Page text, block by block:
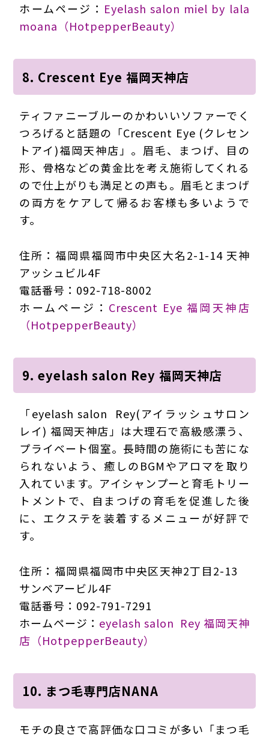
ホームページ： Eyelash salon miel by lala
moana（HotpepperBeauty）
8. Crescent Eye 福岡天神店
ティファニーブルーのかわいいソファーでく
つろげると話題の「Crescent Eye (クレセン
トアイ)福岡天神店」。眉毛、まつげ、目の
形、骨格などの黄金比を考え施術してくれる
ので仕上がりも満足との声も。眉毛とまつげ
の両方をケアして帰るお客様も多いようで
す。
住所：福岡県福岡市中央区大名2-1-14 天神
アッシュビル4F
電話番号：092-718-8002
ホームページ： Crescent Eye 福岡天神店
（HotpepperBeauty）
9. eyelash salon Rey 福岡天神店
「eyelash salon Rey(アイラッシュサロン
レイ) 福岡天神店」は大理石で高級感漂う、
プライベート個室。長時間の施術にも苦にな
られないよう、癒しのBGMやアロマを取り
入れています。アイシャンプーと育毛トリー
トメントで、自まつげの育毛を促進した後
に、エクステを装着するメニューが好評で
す。
住所：福岡県福岡市中央区天神2丁目2-13
サンベアービル4F
電話番号：092-791-7291
ホームページ： eyelash salon Rey 福岡天神
店（HotpepperBeauty）
10. まつ毛専門店NANA
モチの良さで高評価な口コミが多い「まつ毛